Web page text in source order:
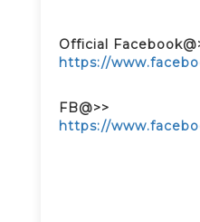
Official
https://
FB@>>
https://